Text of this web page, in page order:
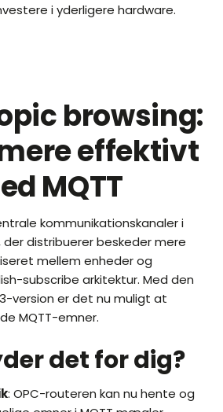
i yderligere hardware.
browsing:
effektivt
MQTT
kommunikationskanaler i
der distribuerer beskeder mere
mellem enheder og
subscribe arkitektur. Med den
version er det nu muligt at
MQTT-emner.
det for dig?
: OPC-routeren kan nu hente og